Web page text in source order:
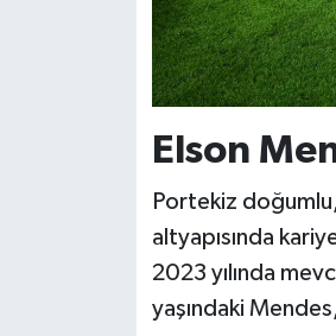
Elson
Portekiz
altyapısında
2023 yılında
yaşındaki